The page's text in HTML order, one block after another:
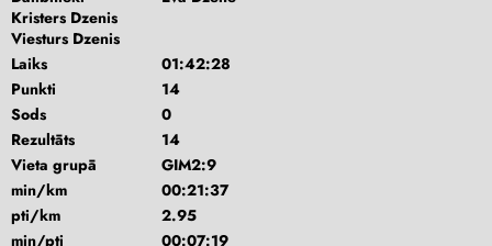
Kristers Dzenis
Viesturs Dzenis
Laiks
01:42:28
Punkti
14
Sods
0
Rezultāts
14
Vieta grupā
GIM2:9
min/km
00:21:37
pti/km
2.95
min/pti
00:07:19